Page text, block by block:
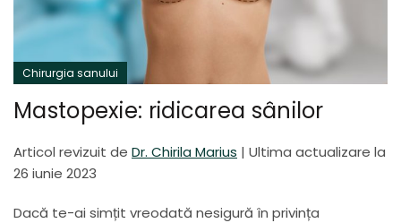
Chirurgia sanului
Mastopexie: ridicarea sânilor
Articol revizuit de Dr. Chirila Marius | Ultima actualizare la
26 iunie 2023
Dacă te-ai simțit vreodată nesigură în privința